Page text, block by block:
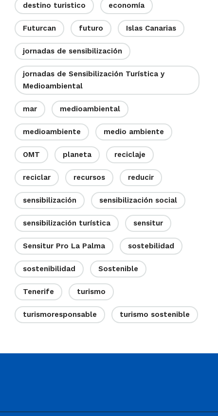
destino turistico economía
Futurcan futuro Islas Canarias
jornadas de sensibilización
jornadas de Sensibilización Turística y
Medioambiental
mar medioambiental
medioambiente medio ambiente
OMT planeta reciclaje
reciclar recursos reducir
sensibilización sensibilización social
sensibilización turística sensitur
Sensitur Pro La Palma sostebilidad
sostenibilidad Sostenible
Tenerife turismo
turismoresponsable turismo sostenible